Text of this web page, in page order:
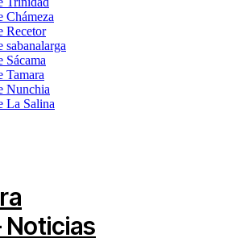
Chámeza
Recetor
sabanalarga
Sácama
Tamara
Nunchia
La Salina